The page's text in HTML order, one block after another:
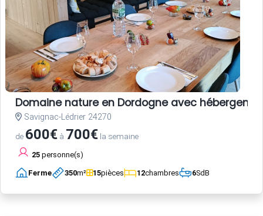
Domaine nature en Dordogne avec
Savignac-Lédrier 24270
de 600€ à 700€ la semaine
25 personne(s)
Ferme 350m² 15pièces 12chambres 6SdB